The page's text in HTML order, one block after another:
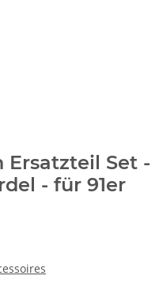
Ersatzteil Set -
- für 91er